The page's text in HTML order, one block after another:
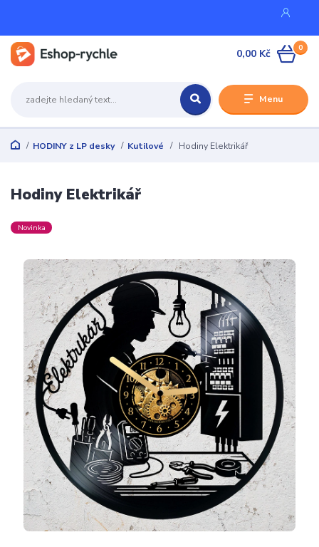
Menu
0
0,00 Kč
HODINY z LP desky Kutilové Hodiny Elektrikář
Hodiny Elektrikář
Novinka